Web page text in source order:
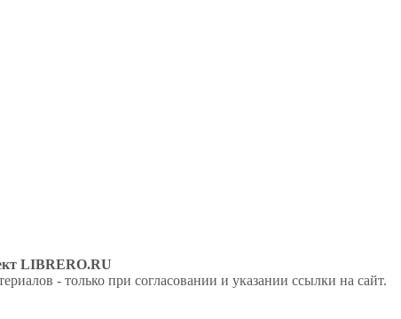
LIBRERO.RU
- только при согласовании и указании ссылки на сайт.